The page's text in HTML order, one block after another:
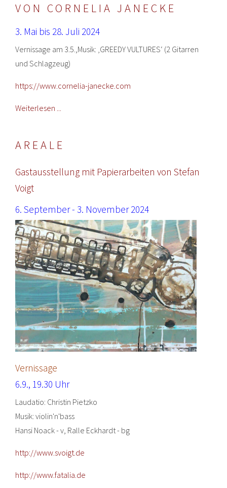
VON CORNELIA JANECKE
3. Mai bis 28. Juli 2024
Vernissage am 3.5.,Musik: ‚GREEDY VULTURES‘ (2 Gitarren
und Schlagzeug)
https://www.cornelia-janecke.com
Weiterlesen ...
AREALE
Gastausstellung mit Papierarbeiten von Stefan
Voigt
6. September - 3. November 2024
Vernissage
6.9., 19.30 Uhr
Laudatio: Christin Pietzko
Musik: violin'n'bass
Hansi Noack - v, Ralle Eckhardt - bg
http://www.svoigt.de
http://www.fatalia.de